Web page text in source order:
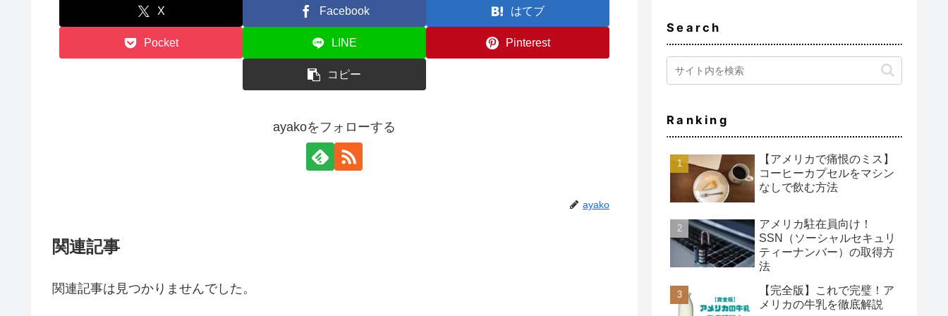
X Facebook はてブ
Pocket LINE Pinterest
コピー
ayakoをフォローする
ayako
関連記事
関連記事は見つかりませんでした。
Search
Ranking
【アメリカで痛恨のミス】
コーヒーカプセルをマシン
なしで飲む方法
アメリカ駐在員向け！
SSN（ソーシャルセキュリ
ティーナンバー）の取得方
法
【完全版】これで完璧！ア
メリカの牛乳を徹底解説